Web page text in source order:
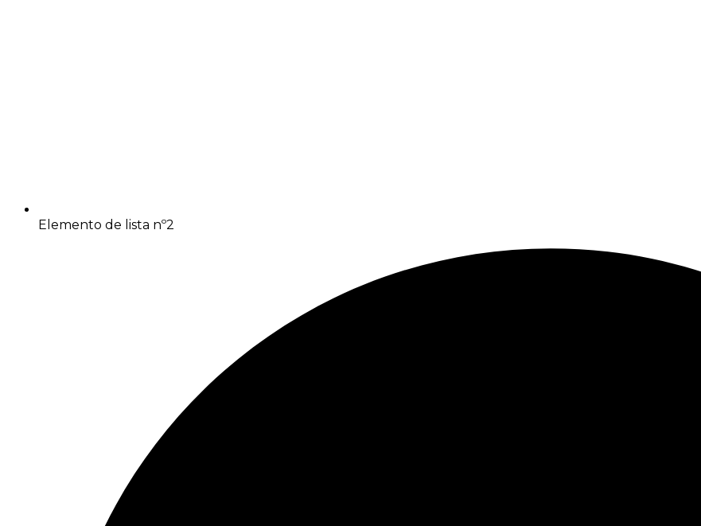
Elemento de lista nº2